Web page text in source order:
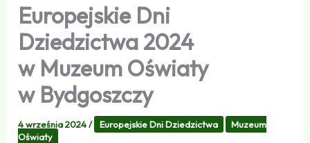
Europejskie Dni
Dziedzictwa 2024
w Muzeum Oświaty
w Bydgoszczy
4 września 2024/ Europejskie Dni Dziedzictwa
Muzeum
Oświaty